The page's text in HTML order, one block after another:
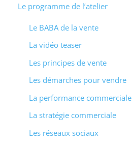
Le programme de l’atelier
Le BABA de la vente
La vidéo teaser
Les principes de vente
Les démarches pour vendre
La performance commerciale
La stratégie commerciale
Les réseaux sociaux